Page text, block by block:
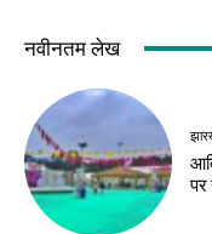
हेल्थ
घी तेल से बेहतर है या
नहीं? खाली पेट खाने से